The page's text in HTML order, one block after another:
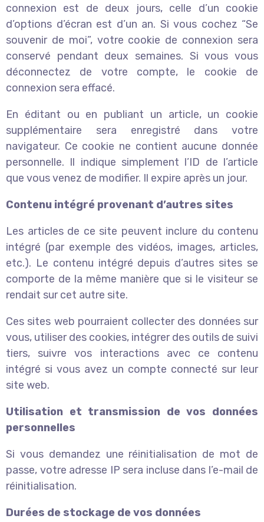
connexion est de deux jours, celle d’un cookie
d’options d’écran est d’un an. Si vous cochez “Se
souvenir de moi”, votre cookie de connexion sera
conservé pendant deux semaines. Si vous vous
déconnectez de votre compte, le cookie de
connexion sera effacé.
En éditant ou en publiant un article, un cookie
supplémentaire sera enregistré dans votre
navigateur. Ce cookie ne contient aucune donnée
personnelle. Il indique simplement l’ID de l’article
que vous venez de modifier. Il expire après un jour.
Contenu intégré provenant d’autres sites
Les articles de ce site peuvent inclure du contenu
intégré (par exemple des vidéos, images, articles,
etc.). Le contenu intégré depuis d’autres sites se
comporte de la même manière que si le visiteur se
rendait sur cet autre site.
Ces sites web pourraient collecter des données sur
vous, utiliser des cookies, intégrer des outils de suivi
tiers, suivre vos interactions avec ce contenu
intégré si vous avez un compte connecté sur leur
site web.
Utilisation et transmission de vos données
personnelles
Si vous demandez une réinitialisation de mot de
passe, votre adresse IP sera incluse dans l’e-mail de
réinitialisation.
Durées de stockage de vos données